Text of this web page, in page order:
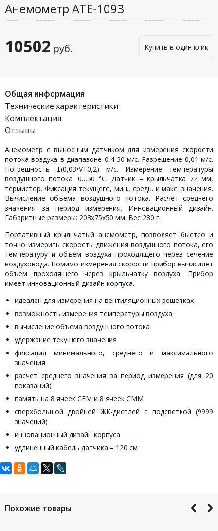
Анемометр АТЕ-1093
10502 руб. Купить в один клик
Общая информация
Технические характеристики
Комплектация
Отзывы
Анемометр с выносным датчиком для измерения скорости
потока воздуха в диапазоне 0,4-30 м/с. Разрешение 0,01 м/с.
Погрешность ±(0,03•V+0,2) м/с. Измерение температуры
воздушного потока: 0…50 °С. Датчик – крыльчатка 72 мм,
термистор. Фиксация текущего, мин., средн. и макс. значения.
Вычисление объема воздушного потока. Расчет среднего
значения за период измерения. Инновационный дизайн.
Габаритные размеры: 203x75x50 мм. Вес 280 г.
Портативный крыльчатый анемометр, позволяет быстро и
точно измерить скорость движения воздушного потока, его
температуру и объем воздуха проходящего через сечение
воздуховода. Помимо измерения скорости прибор вычисляет
объем проходящего через крыльчатку воздуха. Прибор
имеет инновационный дизайн корпуса.
идеален для измерения на вентиляционных решетках
возможность измерения температуры воздуха
вычисление объема воздушного потока
удержание текущего значения
фиксация минимального, среднего и максимального
значения
расчет среднего значения за период измерения (для 20
показаний)
память на 8 ячеек CFM и 8 ячеек CMM
сверхбольшой двойной ЖК-дисплей с подсветкой (9999
значений)
инновационный дизайн корпуса
удлиненный кабель датчика – 120 см
точность ±(0,03•V+0,2 м/с), где V – скорость воздушного
Задать вопрос
Похожие товары